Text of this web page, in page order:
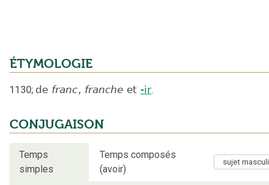
ÉTYMOLOGIE
1130; de franc, franche et -ir.
CONJUGAISON
Temps
simples
Temps composés
(avoir)